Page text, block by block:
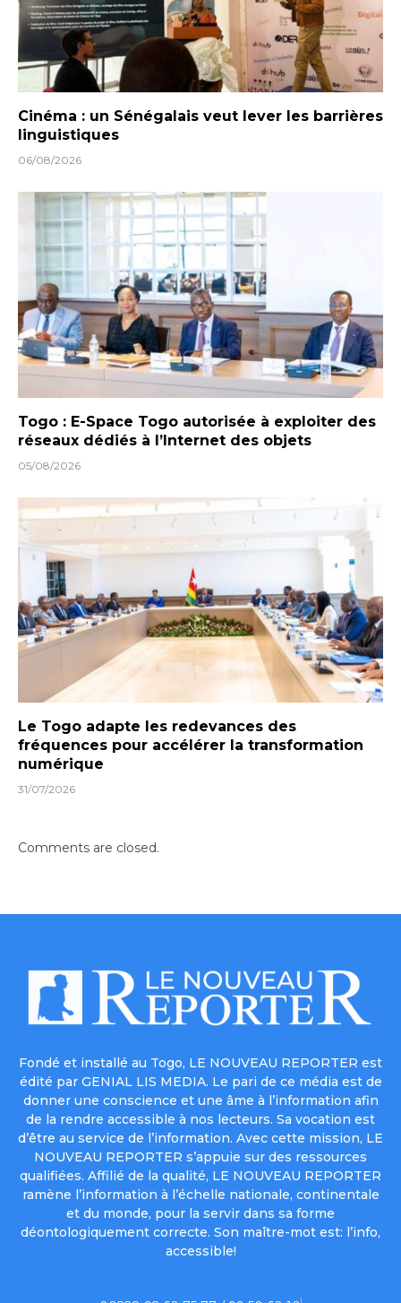
Cinéma : un Sénégalais veut lever les barrières
linguistiques
06/08/2026
Togo : E-Space Togo autorisée à exploiter des
réseaux dédiés à l’Internet des objets
05/08/2026
Le Togo adapte les redevances des
fréquences pour accélérer la transformation
numérique
31/07/2026
Comments are closed.
Fondé et installé au Togo, LE NOUVEAU REPORTER est
édité par GENIAL LIS MEDIA. Le pari de ce média est de
donner une conscience et une âme à l’information afin
de la rendre accessible à nos lecteurs. Sa vocation est
d’être au service de l’information. Avec cette mission, LE
NOUVEAU REPORTER s’appuie sur des ressources
qualifiées. Affilié de la qualité, LE NOUVEAU REPORTER
ramène l’information à l’échelle nationale, continentale
et du monde, pour la servir dans sa forme
déontologiquement correcte. Son maître-mot est: l’info,
accessible!